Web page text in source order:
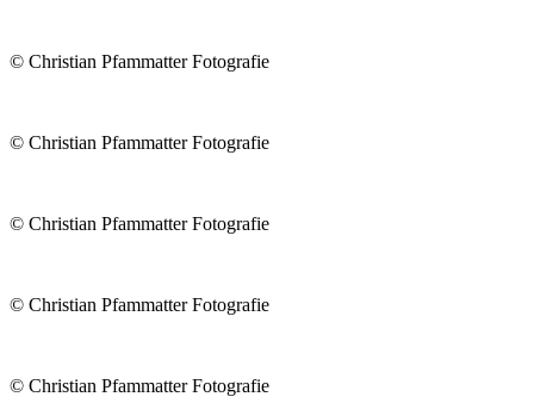
© Christian Pfammatter Fotografie
© Christian Pfammatter Fotografie
© Christian Pfammatter Fotografie
© Christian Pfammatter Fotografie
© Christian Pfammatter Fotografie